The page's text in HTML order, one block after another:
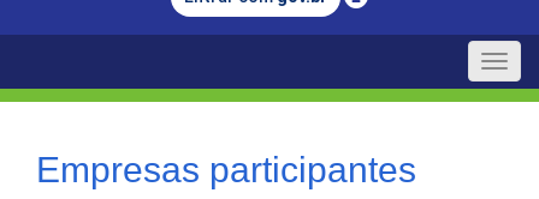
Legislação
Toggle
Empresas participantes